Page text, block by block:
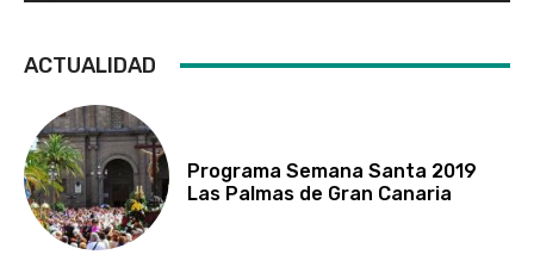
ACTUALIDAD
Programa Semana Santa 2019
Las Palmas de Gran Canaria